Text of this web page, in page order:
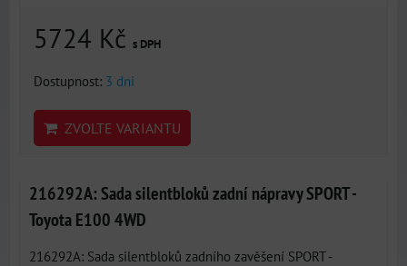
5724 Kč s DPH
Dostupnost: 3 dni
ZVOLTE VARIANTU
216292A: Sada silentbloků zadní nápravy SPORT -
Toyota E100 4WD
216292A: Sada silentbloků zadního zavěšení SPORT -